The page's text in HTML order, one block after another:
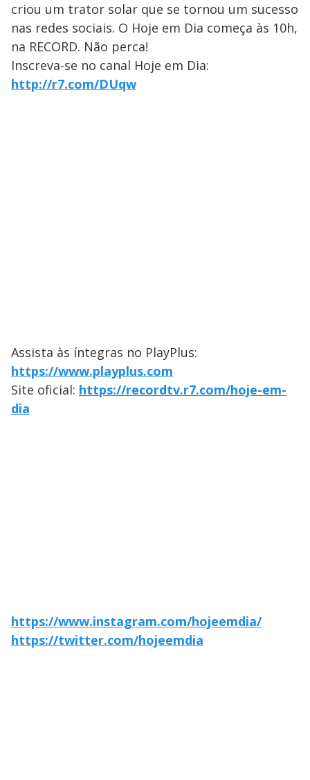
criou um trator solar que se tornou um sucesso
nas redes sociais. O Hoje em Dia começa às 10h,
na RECORD. Não perca!
Inscreva-se no canal Hoje em Dia:
http://r7.com/DUqw
Assista às íntegras no PlayPlus:
https://www.playplus.com
Site oficial: https://recordtv.r7.com/hoje-em-
dia
https://www.instagram.com/hojeemdia/
https://twitter.com/hojeemdia